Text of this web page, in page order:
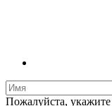
Пожалуйста,